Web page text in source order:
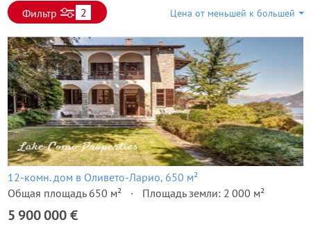
Фильтр 2 Цена от меньшей к большей
12-комн. дом в Оливето-Ларио, 650 м²
Общая площадь 650 м²
Площадь земли: 2 000 м²
5 900 000 €